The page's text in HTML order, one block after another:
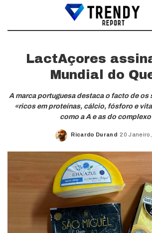
LactAçores
Mundial do
A marca portuguesa destaca o facto de os
«ricos em proteínas, cálcio, fósforo e
como a A e as do complexo
Posted
Ricardo Durand 20